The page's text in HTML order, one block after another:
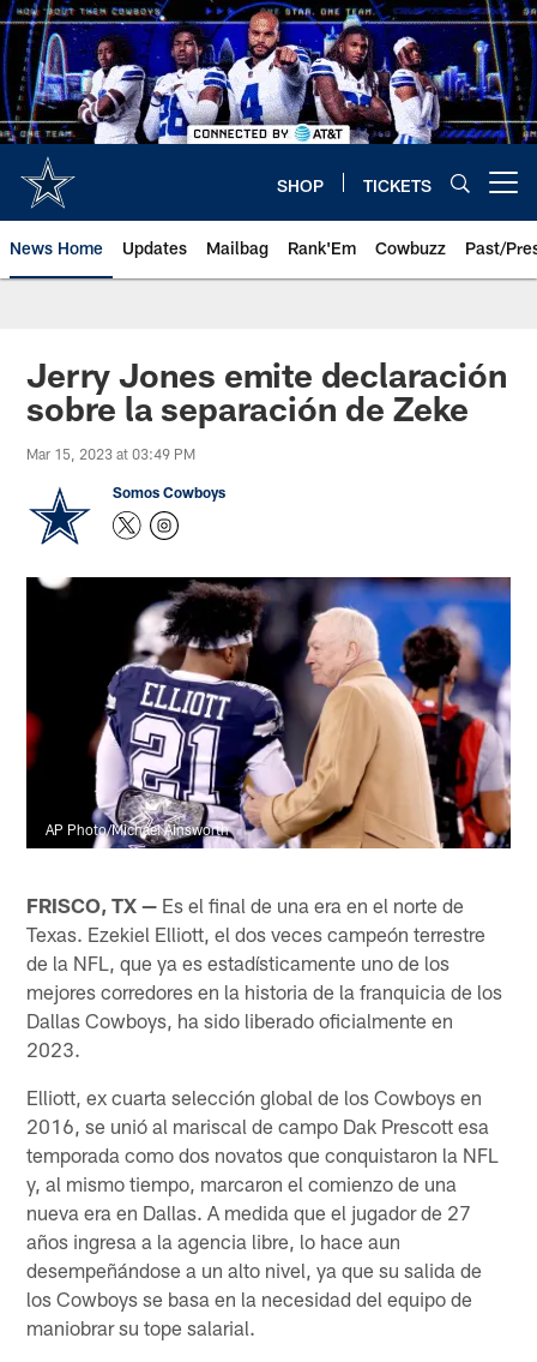
Skip
to
main
content
SHOP TICKETS
News Home Updates Mailbag Rank'Em Cowbuzz Past/
Jerry Jones emite declaración
sobre la separación de Zeke
Mar 15, 2023 at 03:49 PM
Somos Cowboys
AP Photo/Michael Ainsworth
FRISCO, TX — Es el final de una era en el norte de
Texas. Ezekiel Elliott, el dos veces campeón terrestre
de la NFL, que ya es estadísticamente uno de los
mejores corredores en la historia de la franquicia de los
Dallas Cowboys, ha sido liberado oficialmente en
2023.
Elliott, ex cuarta selección global de los Cowboys en
2016, se unió al mariscal de campo Dak Prescott esa
temporada como dos novatos que conquistaron la NFL
y, al mismo tiempo, marcaron el comienzo de una
nueva era en Dallas. A medida que el jugador de 27
años ingresa a la agencia libre, lo hace aun
desempeñándose a un alto nivel, ya que su salida de
los Cowboys se basa en la necesidad del equipo de
maniobrar su tope salarial.